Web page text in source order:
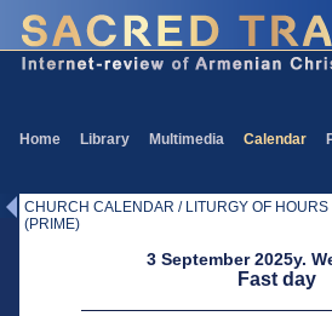
Home Library Multimedia Calendar
CHURCH CALENDAR / LITURGY OF HOURS
(PRIME)
3 September 2025y.
Fast day